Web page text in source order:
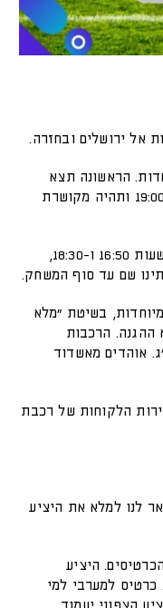
אל ירושלים ובחזרה.
הראשונה תצא
מתחנת בית שמש לתחנת מלחה בשעה 19:00 ותהיה מקושרת
שתי רכבות נוספות ייצאו מתל אביב בשעות 16:50 ו-18:30,
שם עד סוף המשחק.
בשיטת "מלא
ההגנה. הרכבות
אוהדים מאשדוד
הלקוחות של רכבת
לנו למלא את היציע
היציע
מחכים לכם ב-80 ש"ח. כרטיס למערבי למי